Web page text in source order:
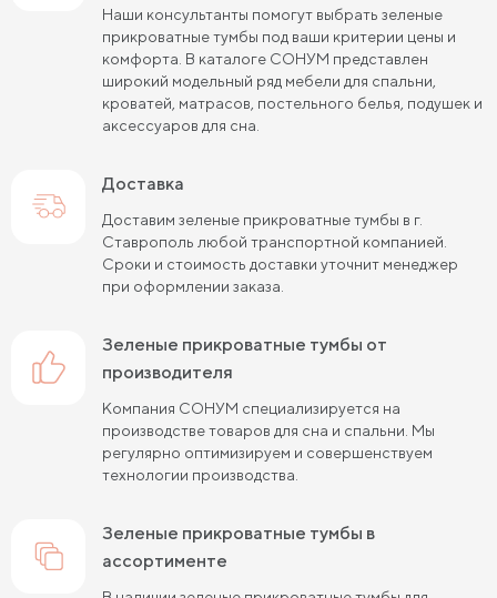
Наши консультанты помогут выбрать зеленые
прикроватные тумбы под ваши критерии цены и
комфорта. В каталоге СОНУМ представлен
широкий модельный ряд мебели для спальни,
кроватей, матрасов, постельного белья, подушек и
аксессуаров для сна.
Доставка
Доставим зеленые прикроватные тумбы в г.
Ставрополь любой транспортной компанией.
Сроки и стоимость доставки уточнит менеджер
при оформлении заказа.
зеленые прикроватные тумбы от
производителя
Компания СОНУМ специализируется на
производстве товаров для сна и спальни. Мы
регулярно оптимизируем и совершенствуем
технологии производства.
зеленые прикроватные тумбы в
ассортименте